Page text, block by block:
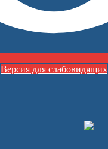
Версия для слабовидящих